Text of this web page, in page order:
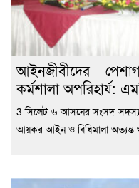
‎আইনজীবীদের
কর্মশালা অপরিহার্য:
3 ‎সিলেট-৬ আসনের সংসদ
আয়কর আইন ও বিধিমালা অত্যন্ত